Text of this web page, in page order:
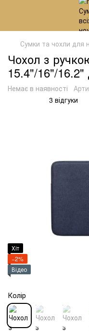
Сумки та чохли для
Чохол з
15.4"/16"/
Немає в наявності
3 відгуки
Хіт
−2%
Відео
Колір